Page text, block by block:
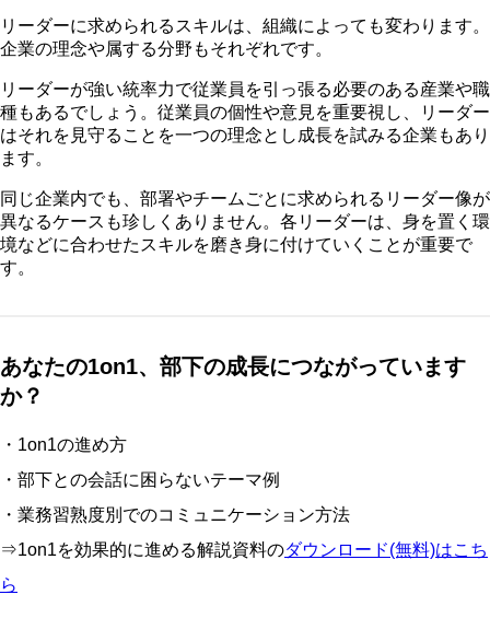
リーダーに求められるスキルは、組織によっても変わります。
企業の理念や属する分野もそれぞれです。
リーダーが強い統率力で従業員を引っ張る必要のある産業や職
種もあるでしょう。従業員の個性や意見を重要視し、リーダー
はそれを見守ることを一つの理念とし成長を試みる企業もあり
ます。
同じ企業内でも、部署やチームごとに求められるリーダー像が
異なるケースも珍しくありません。各リーダーは、身を置く環
境などに合わせたスキルを磨き身に付けていくことが重要で
す。
あなたの1on1、部下の成長につながっています
か？
・1on1の進め方
・部下との会話に困らないテーマ例
・業務習熟度別でのコミュニケーション方法
⇒1on1を効果的に進める解説資料のダウンロード(無料)はこち
ら